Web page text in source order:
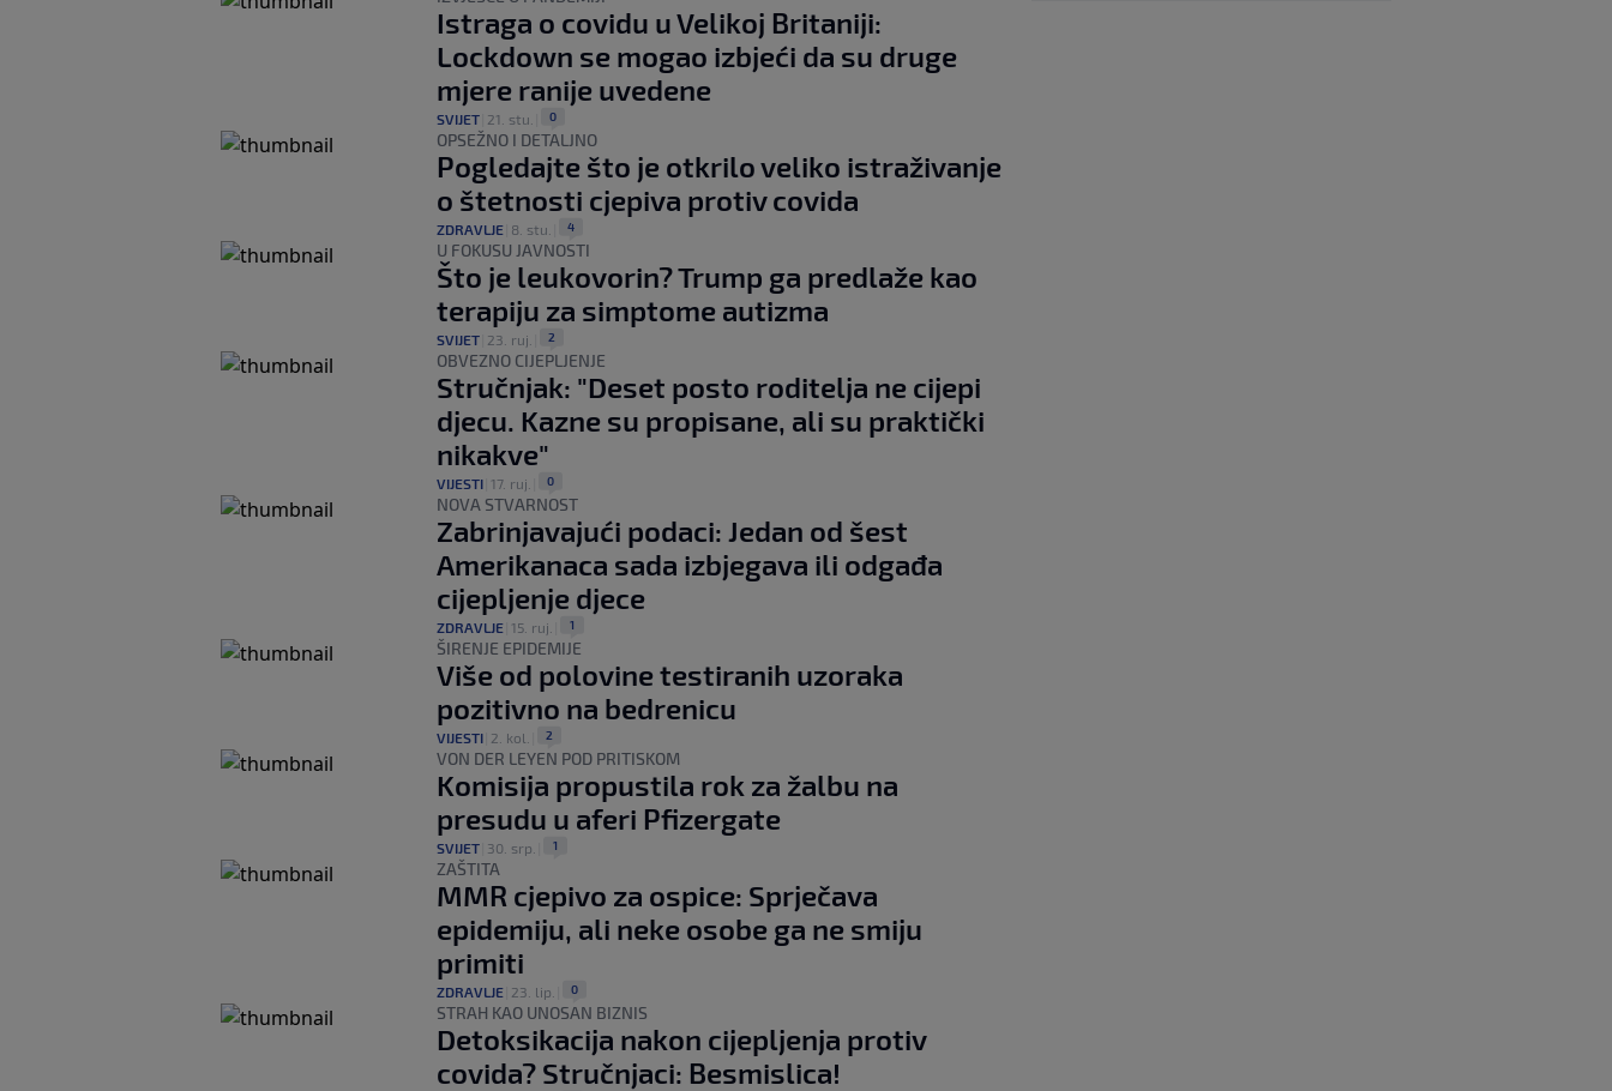
Istraga o covidu u Velikoj Britaniji:
Lockdown se mogao izbjeći da su druge
mjere ranije uvedene
SVIJET 21. stu. 0
OPSEŽNO I DETALJNO
Pogledajte što je otkrilo veliko istraživanje
o štetnosti cjepiva protiv covida
ZDRAVLJE 8. stu. 4
U FOKUSU JAVNOSTI
Što je leukovorin? Trump ga predlaže kao
terapiju za simptome autizma
SVIJET 23. ruj. 2
OBVEZNO CIJEPLJENJE
Stručnjak: "Deset posto roditelja ne cijepi
djecu. Kazne su propisane, ali su praktički
nikakve"
VIJESTI 17. ruj. 0
NOVA STVARNOST
Zabrinjavajući podaci: Jedan od šest
Amerikanaca sada izbjegava ili odgađa
cijepljenje djece
ZDRAVLJE 15. ruj. 1
ŠIRENJE EPIDEMIJE
Više od polovine testiranih uzoraka
pozitivno na bedrenicu
VIJESTI 2. kol. 2
VON DER LEYEN POD PRITISKOM
Komisija propustila rok za žalbu na
presudu u aferi Pfizergate
SVIJET 30. srp. 1
ZAŠTITA
MMR cjepivo za ospice: Sprječava
epidemiju, ali neke osobe ga ne smiju
primiti
ZDRAVLJE 23. lip. 0
STRAH KAO UNOSAN BIZNIS
Detoksikacija nakon cijepljenja protiv
covida? Stručnjaci: Besmislica!